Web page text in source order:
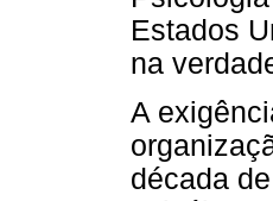
Estados
na
A
década